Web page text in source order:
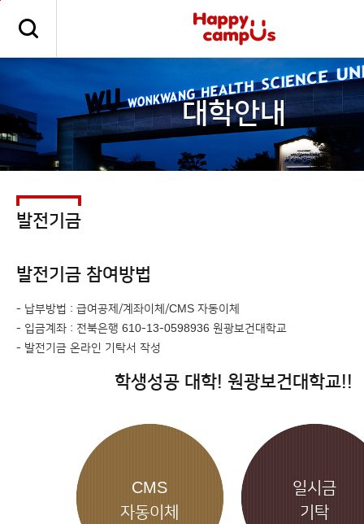
대학안내
발전기금
발전기금 참여방법
- 납부방법 : 급여공제/계좌이체/CMS 자동이체
- 입금계좌 : 전북은행 610-13-0598936 원광보건대학교
- 발전기금 온라인 기탁서 작성
학생성공 대학! 원광보건대학교!!
CMS
자동이체
일시금
기탁